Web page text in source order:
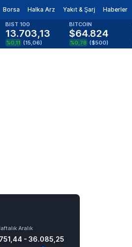
Borsa Halka Arz Yakıt & Şarj Haberler
BIST 100
13.703,13
%0,11 (15,06)
BITCOIN
$64.824
%0,78 ($500)
Aralık
- 36.085,25